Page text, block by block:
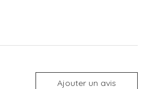
Ajouter un avis